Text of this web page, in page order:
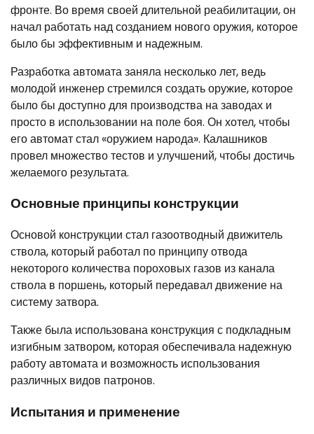
фронте. Во время своей длительной реабилитации, он
начал работать над созданием нового оружия, которое
было бы эффективным и надежным.
Разработка автомата заняла несколько лет, ведь
молодой инженер стремился создать оружие, которое
было бы доступно для производства на заводах и
просто в использовании на поле боя. Он хотел, чтобы
его автомат стал «оружием народа». Калашников
провел множество тестов и улучшений, чтобы достичь
желаемого результата.
Основные принципы конструкции
Основой конструкции стал газоотводный движитель
ствола, который работал по принципу отвода
некоторого количества пороховых газов из канала
ствола в поршень, который передавал движение на
систему затвора.
Также была использована конструкция с подкладным
изгибным затвором, которая обеспечивала надежную
работу автомата и возможность использования
различных видов патронов.
Испытания и применение